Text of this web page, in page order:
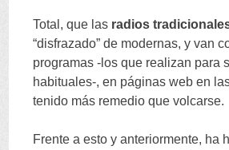
Total ,que las radios
“disfrazado”de modernas,y van
programas -los que realizan para
habituales-,en páginas web en
tenido más remedio que volcarse.
Frente a esto y anteriormente, ha